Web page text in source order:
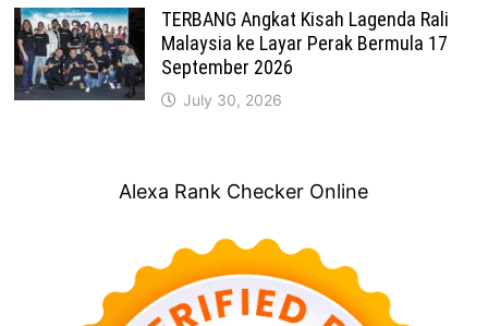
TERBANG Angkat Kisah Lagenda Rali
Malaysia ke Layar Perak Bermula 17
September 2026
July 30, 2026
Alexa Rank Checker Online